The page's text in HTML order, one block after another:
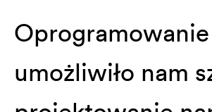
Oprogramowanie
umożliwiło nam